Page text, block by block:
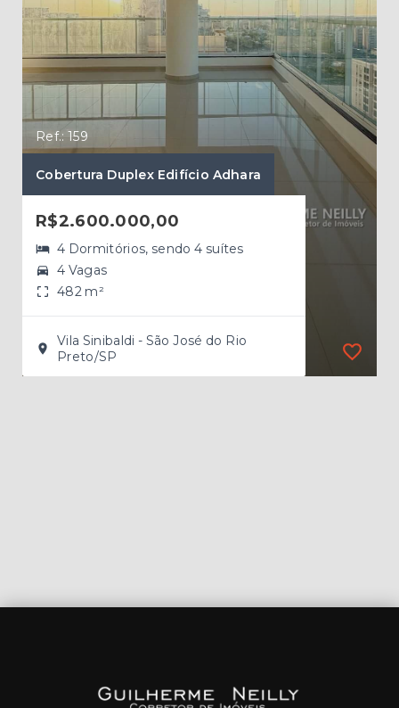
Ref.: 159
Cobertura Duplex Edifício Adhara
R$2.600.000,00
4 Dormitórios, sendo 4 suítes
4 Vagas
482 m²
Vila Sinibaldi - São José do Rio
Preto/SP